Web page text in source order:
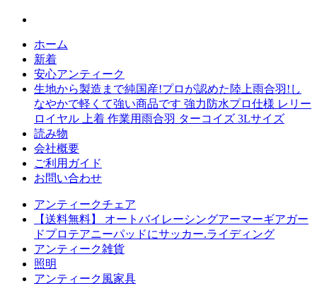
ホーム
新着
安心アンティーク
生地から製造まで純国産!プロが認めた陸上雨合羽!し
なやかで軽くて強い商品です 強力防水プロ仕様 レリー
ロイヤル 上着 作業用雨合羽 ターコイズ 3Lサイズ
読み物
会社概要
ご利用ガイド
お問い合わせ
アンティークチェア
【送料無料】 オートバイレーシングアーマーギアガー
ドプロテアニーパッドにサッカー.ライディング
アンティーク雑貨
照明
アンティーク風家具